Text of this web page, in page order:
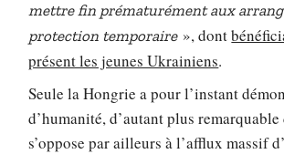
mettre fin prématurément aux
protection temporaire», dont
présent les jeunes Ukrainiens.
Seule la Hongrie a pour l’instant
d’humanité, d’autant plus remarquable
s’oppose par ailleurs à l’afflux massif